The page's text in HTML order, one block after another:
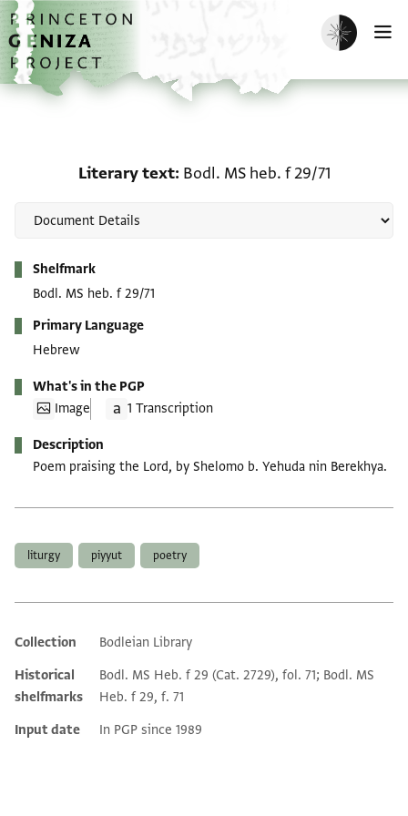
Skip to main content
home
Enable dark
Literary text Bodl. MS heb. f 29/71
Shelfmark
Bodl. MS heb. f 29/71
Primary Language
Hebrew
What's in the PGP
Image
1 Transcription
Description
Poem praising the Lord, by Shelomo b. Yehuda nin Berekhya.
liturgy piyyut poetry
Additional metadata
Collection
Bodleian Library
Historical
shelfmarks
Bodl. MS Heb. f 29 (Cat. 2729), fol. 71; Bodl. MS
Heb. f 29, f. 71
Input date
In PGP since 1989